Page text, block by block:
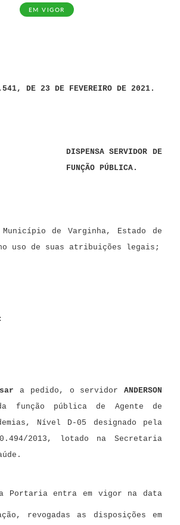
EM VIGOR
DE 23 DE FEVEREIRO DE 2021.
DISPENSA SERVIDOR DE
FUNÇÃO PÚBLICA.
de Varginha, Estado de
uso de suas atribuições legais;
a pedido, o servidorANDERSON
função pública de Agente de
Nível D-05 designado pela
2013, lotado na Secretaria
Portaria entra em vigor na data
revogadas as disposições em